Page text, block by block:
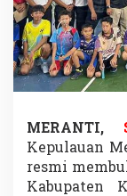
MERANTI,
Kepulauan
resmi
Kabupaten